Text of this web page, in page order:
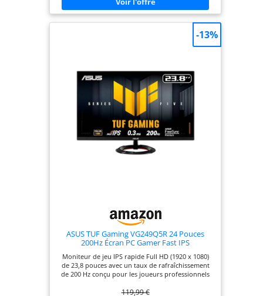
des bactéries et des champignons sur les
Augmentation qui aide les utilisateurs souffrant
d'un déficit de vision des couleurs à mieux
passé devant l'écran ASUS DisplayWidget Center
permet aux utilisateurs de modifier facilement les
paramètres du moniteur via une interface
intuitive
ASUS TUF Gaming VG249Q5R 24 Pouces
200Hz Écran PC Gamer Fast IPS
Moniteur de jeu IPS rapide Full HD (1920 x 1080)
de 23,8 pouces avec un taux de rafraîchissement
de 200 Hz conçu pour les joueurs professionnels
de 0,3 ms (min.) pour un gameplay fluide et
119,99 €
-13%